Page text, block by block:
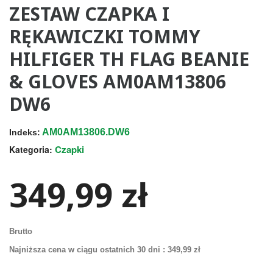
ZESTAW CZAPKA I
RĘKAWICZKI TOMMY
HILFIGER TH FLAG BEANIE
& GLOVES AM0AM13806
DW6
Indeks: AM0AM13806.DW6
Kategoria: Czapki
349,99 zł
Brutto
Najniższa cena w ciągu ostatnich 30 dni : 349,99 zł